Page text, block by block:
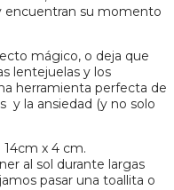
encuentran su momento
mágico, o deja que
lentejuelas y los
herramienta perfecta de
y la ansiedad (y no solo
x 4 cm.
al sol durante largas
pasar una toallita o